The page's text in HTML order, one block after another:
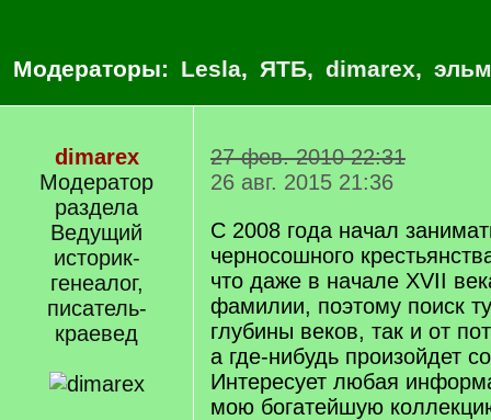
Модераторы: Lesla, ЯТБ, dimarex,
dimarex
Модератор
раздела
Ведущий
историк-
генеалог,
писатель-
краевед
27 фев. 2010 22:31
26 авг. 2015 21:36
С 2008 года начал
черносошного
что даже в начале XVII
фамилии, поэтому поиск
глубины веков, так и от
а где-нибудь произойдет
Интересует любая
мою богатейшую